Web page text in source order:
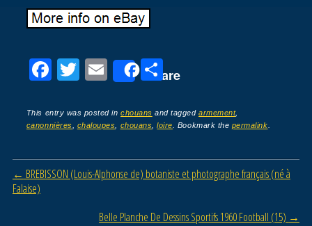
F
c
e
b
o
T
tt
er
E
ail
Share
P
ta
g
er
This entry was posted inchouans and taggedarmement,
canonnières
chaloupes chouans ,loire . Bookmark the permalink
Post navigation
← BREBISSON (Louis-Alphonse de) botaniste et photographe français (né à
Falaise)
Belle Planche De Dessins Sportifs 1960 Football (15) →